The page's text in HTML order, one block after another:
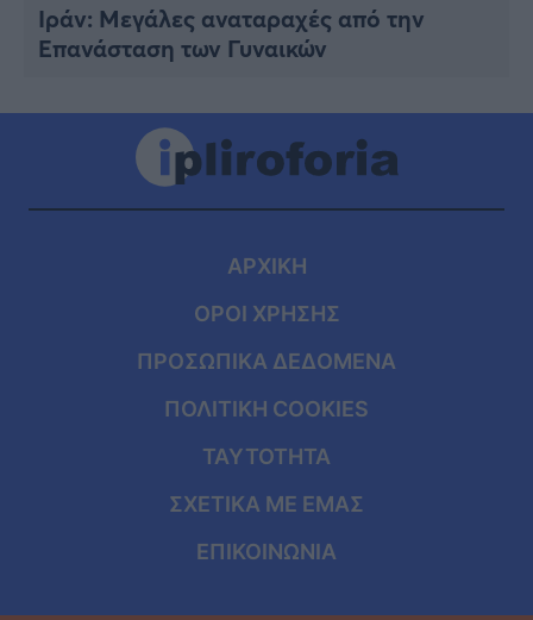
Ιράν: Μεγάλες αναταραχές από την
Επανάσταση των Γυναικών
ΑΡΧΙΚΗ
ΟΡΟΙ ΧΡΗΣΗΣ
ΠΡΟΣΩΠΙΚΑ ΔΕΔΟΜΕΝΑ
ΠΟΛΙΤΙΚΗ COOKIES
ΤΑΥΤΟΤΗΤΑ
ΣΧΕΤΙΚΑ ΜΕ ΕΜΑΣ
ΕΠΙΚΟΙΝΩΝΙΑ